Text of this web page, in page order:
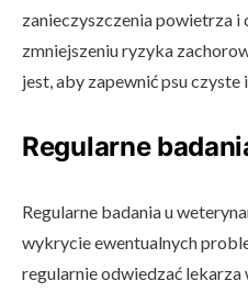
zanieczyszczenia powietrza i
zmniejszeniu ryzyka
jest, aby zapewnić psu
Regularne
Regularne badania u
wykrycie ewentualnych
regularnie odwiedzać